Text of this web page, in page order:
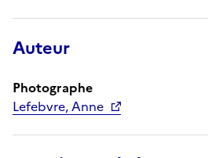
Auteur
Photographe
Lefebvre, Anne